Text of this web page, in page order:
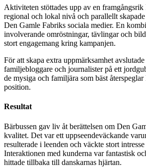
Aktiviteten stöttades upp av en framgångsrik
regional och lokal nivå och parallellt
Den Gamle Fabriks sociala medier. En
involverande omröstningar, tävlingar och
stort engagemang kring kampanjen.
För att skapa extra uppmärksamhet
familjebloggare och journalister på ett
de mysiga och familjära som bäst
position.
Resultat
Bärbussen gav liv åt berättelsen om Den
kvalitet. Det var ett uppseendeväckande
resulterade i leenden och väckte stort
Interaktionen med kunderna var fantastisk
hittade tillbaka till danskarnas hjärtan.